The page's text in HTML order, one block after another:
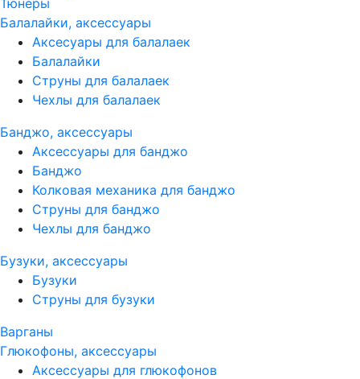
Тюнеры
Балалайки, аксессуары
Аксесуары для балалаек
Балалайки
Струны для балалаек
Чехлы для балалаек
Банджо, аксессуары
Аксессуары для банджо
Банджо
Колковая механика для банджо
Струны для банджо
Чехлы для банджо
Бузуки, аксессуары
Бузуки
Струны для бузуки
Варганы
Глюкофоны, аксессуары
Аксессуары для глюкофонов